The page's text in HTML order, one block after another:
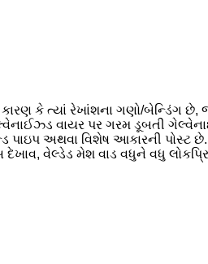
કે ત્યાં રેખાંશના ગણો/બેન્ડિંગ
વાયર પર ગરમ ડૂબતી
વિશેષ આકારની પોસ્ટ છે. વાડ
વેલ્ડેડ મેશ વાડ વધુને વધુ